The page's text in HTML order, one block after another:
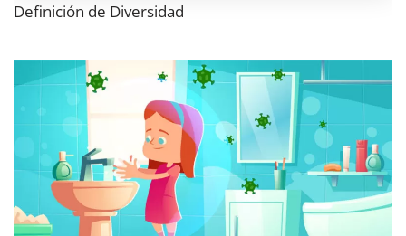
Definición de Diversidad